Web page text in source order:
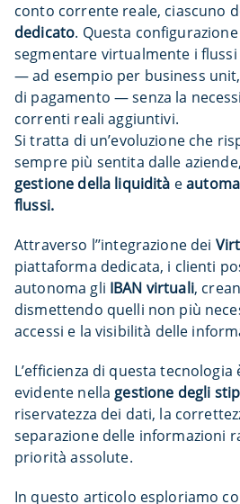
conto corrente reale, ciascuno
dedicato. Questa
segmentare virtualmente i
— ad esempio per business
di pagamento — senza la
correnti reali aggiuntivi.
Si tratta di un’evoluzione che
sempre più sentita dalle
gestione della liquidità e
flussi.
Attraverso l’’integrazione dei
piattaforma dedicata, i clienti
autonoma gli IBAN virtuali,
dismettendo quelli non più
accessi e la visibilità delle
L’efficienza di questa
evidente nella gestione degli
riservatezza dei dati, la
separazione delle informazioni
priorità assolute.
In questo articolo esploriamo